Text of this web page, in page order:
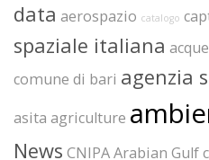
data aerospazio catalogo
spaziale italiana acque
comune di bari agenzia
asita agriculture
News CNIPAArabian Gulf